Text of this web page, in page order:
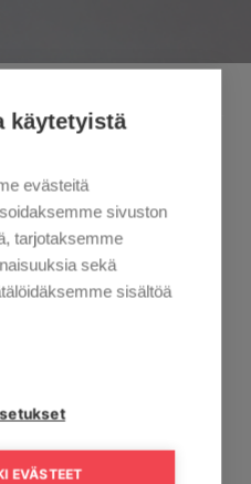
viimeiseen vaiheeseen –
jälkeen vain HD-
–
vain
käytetyistä
evästeitä
sivuston
tarjotaksemme
sekä
sisältöä
EVÄSTEET